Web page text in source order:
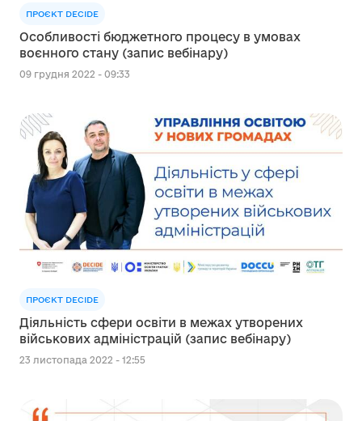
ПРОЄКТ DECIDE
Особливості бюджетного процесу в умовах
воєнного стану (запис вебінару)
09 грудня 2022 - 09:33
ПРОЄКТ DECIDE
Діяльність сфери освіти в межах утворених
військових адміністрацій (запис вебінару)
23 листопада 2022 - 12:55